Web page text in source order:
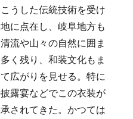
うした伝統技術を受け
に点在し、岐阜地方も
流や山々の自然に囲ま
く残り、和装文化もま
広がりを見せる。特に
露宴などでこの衣装が
されてきた。かつては